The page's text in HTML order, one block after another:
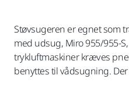
Støvsugeren er egnet som
med udsug, Miro 955/955-
trykluftmaskiner kræves
benyttes til vådsugning.